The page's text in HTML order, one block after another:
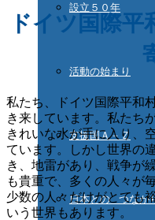
設立５０年
活動の始まり
支援国Ａ－Ｚ
日本との つなが
ドイツ国際
私たち、ドイツ国際平和
き来しています。私たち
きれいな水が手に入り、
ています。しかし世界の
き、地雷があり、戦争が
も貴重で、多くの人々が
少数の人々だけがとても
いう世界もあります。